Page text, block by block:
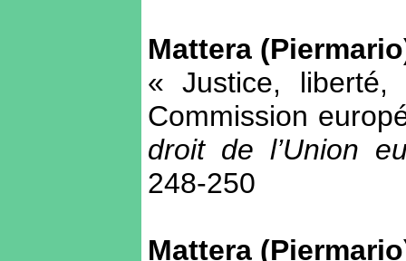
Mattera
« Justice, liberté,
Commission
droit de l’Union
248-250
Mattera